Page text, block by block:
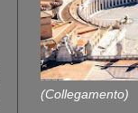
(Collegamento)